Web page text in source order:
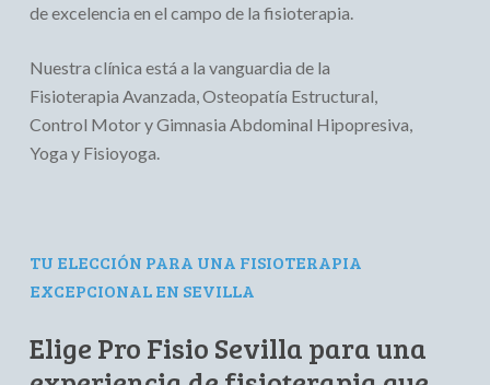
de excelencia en el campo de la fisioterapia.
Nuestra clínica está a la vanguardia de la
Fisioterapia Avanzada, Osteopatía Estructural,
Control Motor y Gimnasia Abdominal Hipopresiva,
Yoga y Fisioyoga.
TU ELECCIÓN PARA UNA FISIOTERAPIA
EXCEPCIONAL EN SEVILLA
Elige Pro Fisio Sevilla para una